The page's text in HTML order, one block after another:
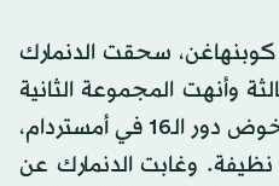
سحقت الدنمارك
الثالثة وأنهت المجموعة الثانية
في المركز الثاني، قبل أن تخوض دور الـ16 في أمستردام،
وغابت الدنمارك عن